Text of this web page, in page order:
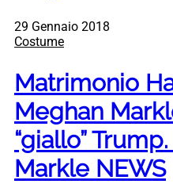
29 Gennaio 2018
Costume
Matrimonio
Meghan
“giallo”
Markle NEWS